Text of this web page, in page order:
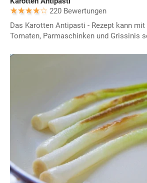
220 Bewertungen
Das Karotten Antipasti - Rezept kann
Tomaten, Parmaschinken und Grissinis